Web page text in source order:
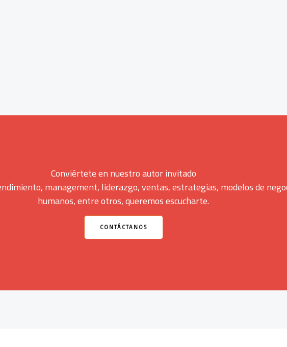
Conviértete en nuestro autor invitado
management, liderazgo, ventas, estrategias, modelos de
humanos, entre otros, queremos escucharte.
CONTÁCTANOS